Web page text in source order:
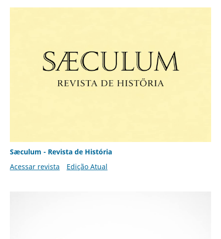
Sæculum - Revista de História
Acessar revista
Edição Atual